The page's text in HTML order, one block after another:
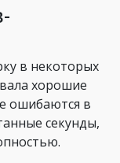
в некоторых
хорошие
ошибаются в
секунды,